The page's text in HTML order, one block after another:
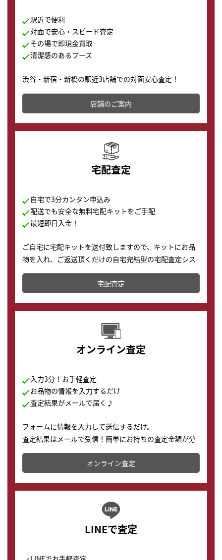
駅近で便利
対面で安心・スピード査定
その場で即現金買取
清潔感のあるブース
渋谷・新宿・新橋の駅近3店舗での対面安心査定！
その場で現金買取致します。渋谷本店では、時計販売の
店舗を併設しており、下取りに出してお得に新しい時計
の購入もできます♪
店舗のご案内
宅配査定
自宅で3分カンタン申込み
配送でも安全な無料宅配キットをご手配
最短即日入金！
ご自宅に宅配キットを送付致しますので、キットにお品
物を入れ、ご返送頂くだけの自宅完結型の宅配査定シス
テムです。
配送でも簡単&安全に査定・買取に出すことが可能で
す。
宅配査定
オンライン査定
入力3分！お手軽査定
お品物の情報を入力するだけ
査定結果がメールで届く♪
フォームに情報を入力して送信するだけ。
査定結果はメールで受信！簡単にお持ちの査定金額が分
かります。
オンライン査定
LINEで査定